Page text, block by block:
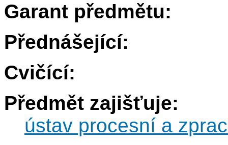
Garant předmětu:
Přednášející:
Cvičící:
Předmět zajišťuje:
ústav procesní a